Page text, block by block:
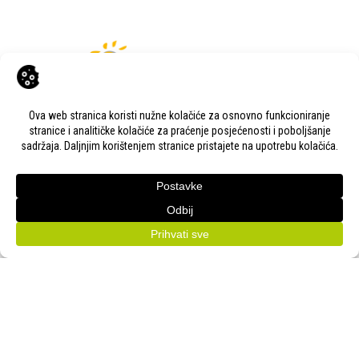
Adresa:Gudovac 1D, 43000 Bjelovar
Email:bj-sajam@bj-sajam.hr